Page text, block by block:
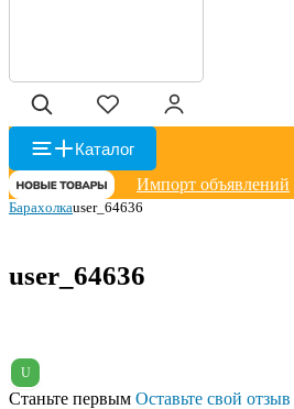
Каталог
Импорт объявлений
Барахолкаuser_64636
user_64636
U
Станьте первым Оставьте свой отзыв